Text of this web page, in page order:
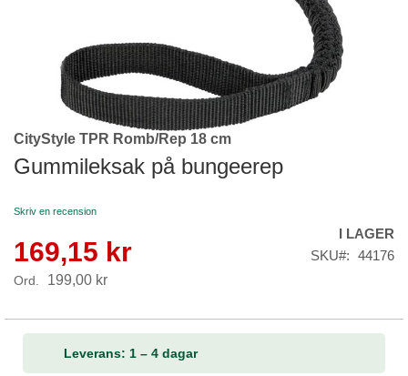
Skip
to
the
of
images
gallery
CityStyle TPR Romb/Rep 18 cm
Gummileksak på bungeerep
Skriv en recension
Reapris
169,15 kr
Ord. 199,00 kr
I LAGER
SKU
44176
Leverans: 1 – 4 dagar